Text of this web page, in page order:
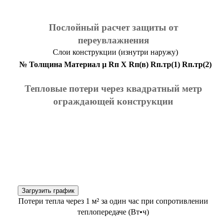
Послойный расчет защиты от
переувлажнения
Слои конструкции (изнутри наружу)
№ Толщина Материал μ Rп X Rп(в) Rп.тр(1) Rп.тр(2)
Тепловые потери через квадратный метр
ограждающей конструкции
Загрузить график
Потери тепла через 1 м² за один час при сопротивлении
теплопередаче (Вт•ч)